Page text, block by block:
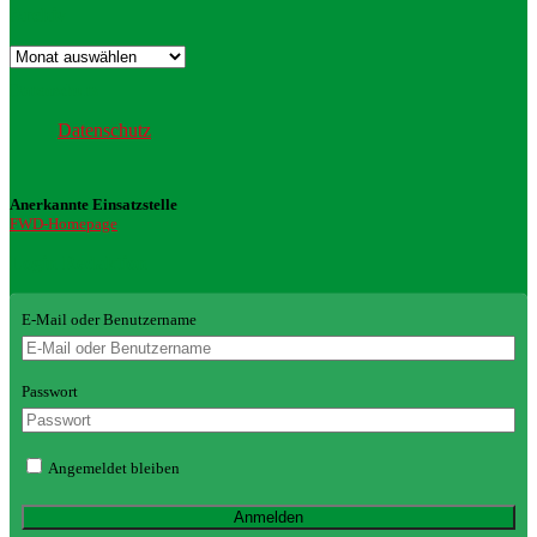
Archiv
Datenschutz
Anerkannte Einsatzstelle
FWD-Homepage
E-Mail oder Benutzername
Passwort
Angemeldet bleiben